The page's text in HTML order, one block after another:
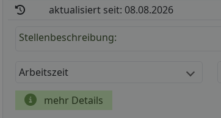
aktualisiert seit: 08.08.2026
Stellenbeschreibung:
Arbeitszeit
mehr Details